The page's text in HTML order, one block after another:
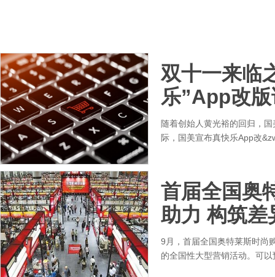
双十一来临
乐”App改‍
随着创始人黄光裕的回归，
际，国美宣布真快乐App改
首届全国奥
助力 构筑差
9月，首届全国奥特莱斯时尚
的全国性大型营销活动。可